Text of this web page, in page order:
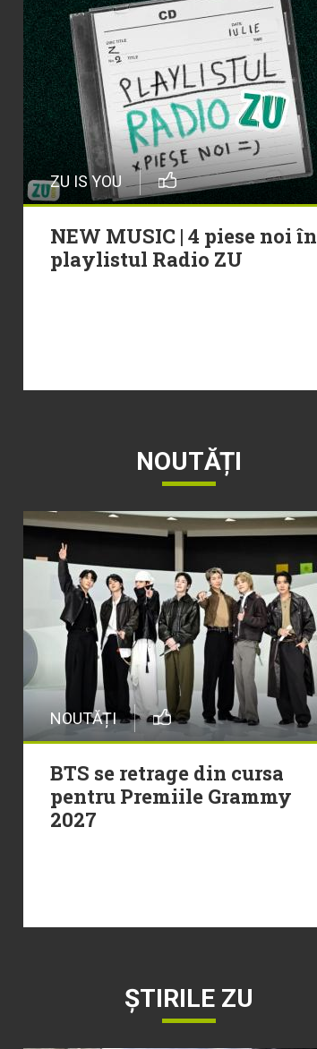
ZU IS YOU
NEW MUSIC | 4 piese noi în
playlistul Radio ZU
NOUTĂȚI
NOUTĂȚI
BTS se retrage din cursa
pentru Premiile Grammy
2027
ȘTIRILE ZU